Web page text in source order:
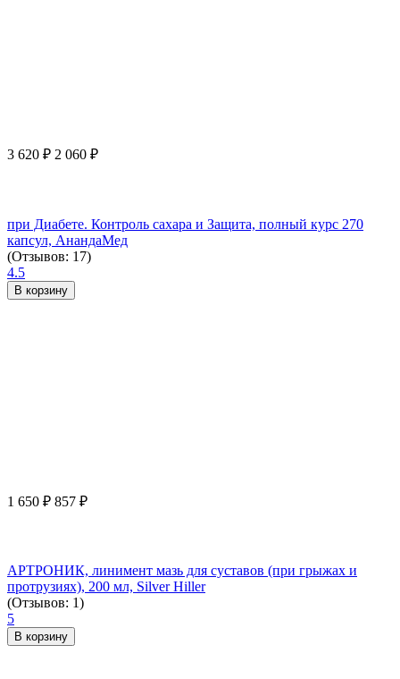
3 620 ₽ 2 060 ₽
при Диабете. Контроль сахара и Защита, полный курс 270
капсул, АнандаМед
(Отзывов: 17)
4.5
В корзину
1 650 ₽ 857 ₽
АРТРОНИК, линимент мазь для суставов (при грыжах и
протрузиях), 200 мл, Silver Hiller
(Отзывов: 1)
5
В корзину